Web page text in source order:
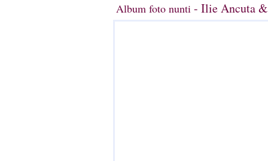
Album foto nunti - Ilie Ancuta